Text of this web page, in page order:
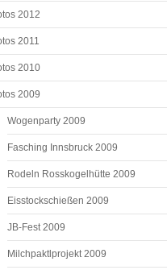
2012
2011
2010
2009
Wogenparty 2009
Fasching Innsbruck 2009
Rodeln Rosskogelhütte 2009
Eisstockschießen 2009
JB-Fest 2009
Milchpaktlprojekt 2009